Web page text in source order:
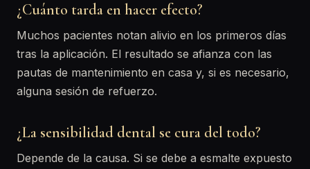
¿Cuánto tarda en hacer efecto?
Muchos pacientes notan alivio en los primeros días
tras la aplicación. El resultado se afianza con las
pautas de mantenimiento en casa y, si es necesario,
alguna sesión de refuerzo.
¿La sensibilidad dental se cura del todo?
Depende de la causa. Si se debe a esmalte expuesto